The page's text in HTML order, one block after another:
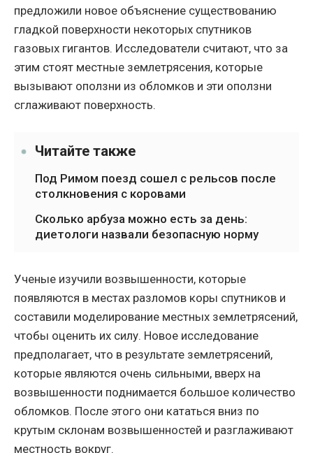
предложили новое объяснение существованию
гладкой поверхности некоторых спутников
газовых гигантов. Исследователи считают, что за
этим стоят местные землетрясения, которые
вызывают оползни из обломков и эти оползни
сглаживают поверхность.
Читайте также
Под Римом поезд сошел с рельсов после
столкновения с коровами
Сколько арбуза можно есть за день:
диетологи назвали безопасную норму
Ученые изучили возвышенности, которые
появляются в местах разломов коры спутников и
составили моделирование местных землетрясений,
чтобы оценить их силу. Новое исследование
предполагает, что в результате землетрясений,
которые являются очень сильными, вверх на
возвышенности поднимается большое количество
обломков. После этого они кататься вниз по
крутым склонам возвышенностей и разглаживают
местность вокруг.